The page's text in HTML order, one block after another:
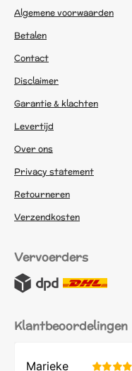
Algemene voorwaarden
Betalen
Contact
Disclaimer
Garantie & klachten
Levertijd
Over ons
Privacy statement
Retourneren
Verzendkosten
Vervoerders
Klantbeoordelingen